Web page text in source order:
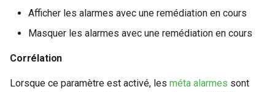
Afficher les alarmes avec une remédiation en cours
Masquer les alarmes avec une remédiation en cours
Corrélation
Lorsque ce paramètre est activé, les méta alarmes sont